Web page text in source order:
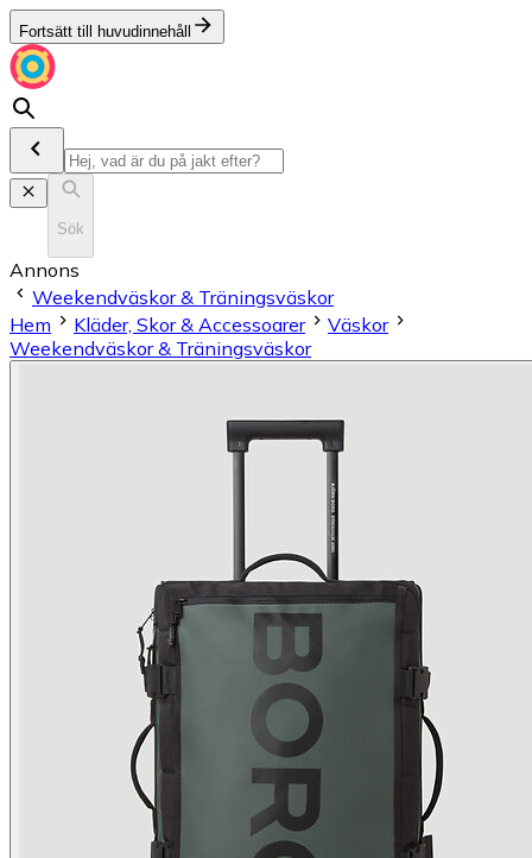
Fortsätt till huvudinnehåll
Sök
Annons
Weekendväskor & Träningsväskor
Hem
Kläder, Skor & Accessoarer
Väskor
Weekendväskor & Träningsväskor